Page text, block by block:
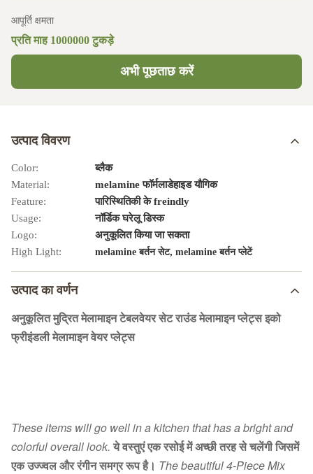
आपूर्ति क्षमता
प्रति माह 1000000 टुकड़े
अभी पूछताछ करें
उत्पाद विवरण
Color:
ब्लैक
Material:
melamine फॉर्मलाडेहाइड यौगिक
Feature:
पारिस्थितिकी के freindly
Usage:
नॉर्डिक घरेलू डिस्क
Logo:
अनुकूलित किया जा सकता
High Light:
melamine बर्तन सेट, melamine बर्तन प्लेटें
उत्पाद का वर्णन
अनुकूलित मुद्रित मेलामाइन टेबलवेयर सेट राउंड मेलामाइन प्लेट्स इको
फ्रीइंडली मेलामाइन वेयर प्लेट्स
These items will go well in a kitchen that has a bright and
colorful overall look. ये वस्तुएं एक रसोई में अच्छी तरह से चलेंगी जिसमें
एक उज्ज्वल और रंगीन समग्र रूप है। The beautiful 4-Piece Mix